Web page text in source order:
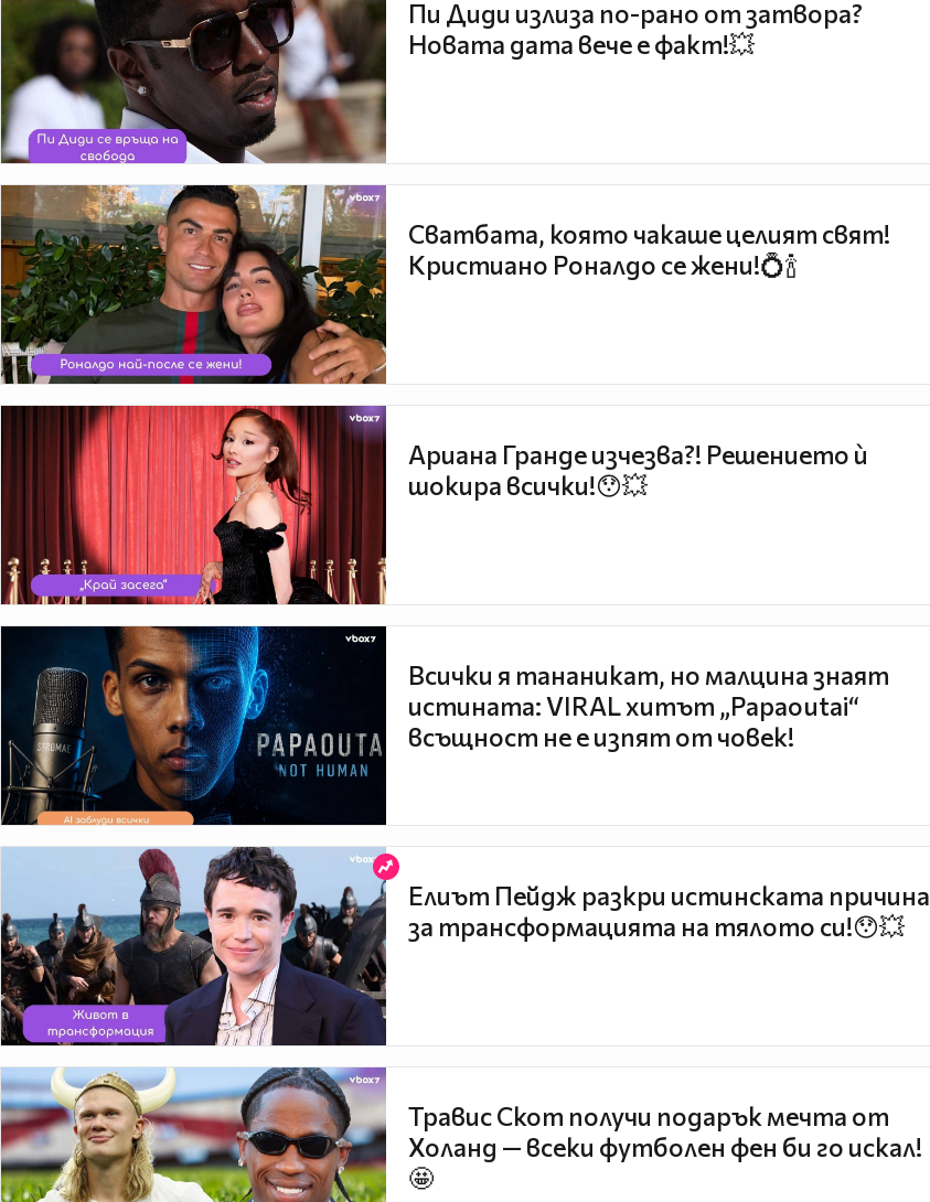
Пи Диди излиза по-рано от затвора?
Новата дата вече е факт!💥
Сватбата, която чакаше целият свят!
Кристиано Роналдо се жени!💍🍾
Ариана Гранде изчезва?! Решението ѝ
шокира всички!😯💥
Всички я тананикат, но малцина знаят
истината: VIRAL хитът „Papaoutai“
всъщност не е изпят от човек!
Елиът Пейдж разкри истинската причина
за трансформацията на тялото си!😯💥
Травис Скот получи подарък мечта от
Холанд — всеки футболен фен би го искал!
🤩